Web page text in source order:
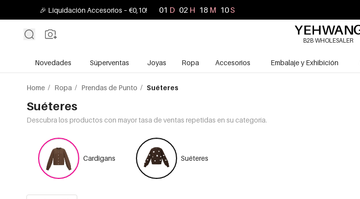
🎉 Liquidación Accesorios – €0,10! 01 D 02 H 18 M 08S
B2B WHOLESALER
Novedades Súperventas Joyas Ropa Accesorios Embalaje y Exhibición
Home / Ropa / Prendas de Punto / Suéteres
Suéteres
Descubra los productos con mayor tasa de ventas repetidas en su categoría.
Cardigans Suéteres